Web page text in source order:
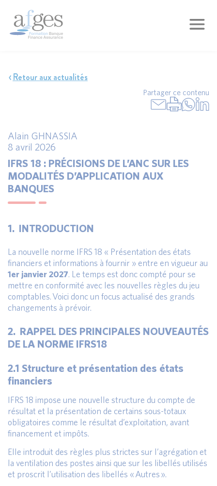
Retour aux actualités
Partager ce contenu
Alain GHNASSIA
8 avril 2026
IFRS 18 : PRÉCISIONS DE L’ANC SUR LES
MODALITÉS D’APPLICATION AUX
BANQUES
1. INTRODUCTION
La nouvelle norme IFRS 18 « Présentation des états
financiers et informations à fournir » entre en vigueur au
1er janvier 2027. Le temps est donc compté pour se
mettre en conformité avec les nouvelles règles du jeu
comptables. Voici donc un focus actualisé des grands
changements à prévoir.
2. RAPPEL DES PRINCIPALES NOUVEAUTÉS
DE LA NORME IFRS18
2.1 Structure et présentation des états
financiers
IFRS 18 impose une nouvelle structure du compte de
résultat et la présentation de certains sous-totaux
obligatoires comme le résultat d’exploitation, avant
financement et impôts.
Elle introduit des règles plus strictes sur l’agrégation et
la ventilation des postes ainsi que sur les libellés utilisés
et proscrit l’utilisation des libellés « Autres ».